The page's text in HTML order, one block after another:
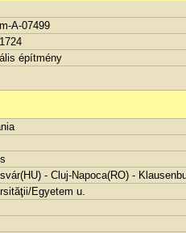
A-07499
építmény
- Cluj-Napoca(RO) -
Egyetem u.